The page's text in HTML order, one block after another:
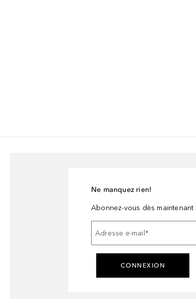
Ne manquez rien!
Abonnez-vous dès maintenant
Adresse e-mail *
CONNEXION